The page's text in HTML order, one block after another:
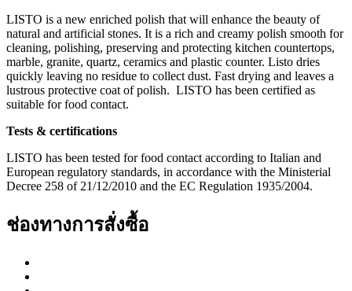
LISTO is a new enriched polish that will enhance the beauty of
natural and artificial stones. It is a rich and creamy polish smooth for
cleaning, polishing, preserving and protecting kitchen countertops,
marble, granite, quartz, ceramics and plastic counter. Listo dries
quickly leaving no residue to collect dust. Fast drying and leaves a
lustrous protective coat of polish. LISTO has been certified as
suitable for food contact.
Tests & certifications
LISTO has been tested for food contact according to Italian and
European regulatory standards, in accordance with the Ministerial
Decree 258 of 21/12/2010 and the EC Regulation 1935/2004.
ช่องทางการสั่งซื้อ